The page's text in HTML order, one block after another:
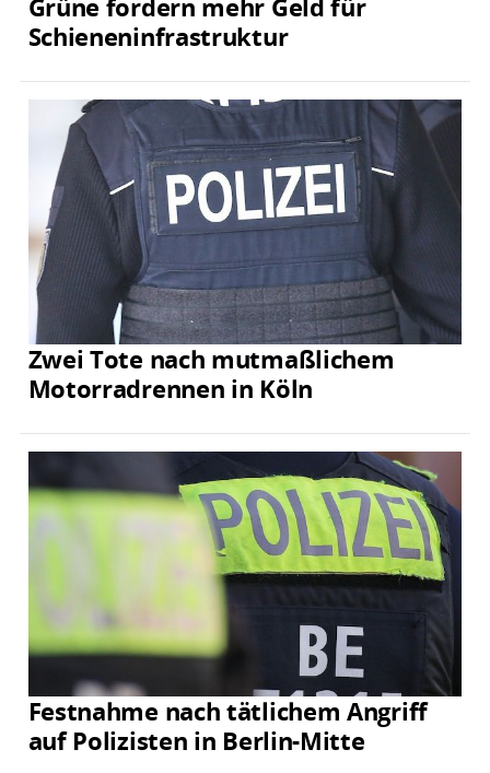
Schieneninfrastruktur
Zwei Tote nach mutmaßlichem
Motorradrennen in Köln
Festnahme nach tätlichem Angriff
auf Polizisten in Berlin-Mitte